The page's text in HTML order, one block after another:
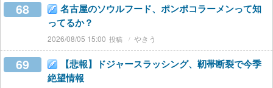
68
名古屋のソウルフード、ポンポコラーメンって知
ってるか？
2026/08/05 15:00 やきう
69
【悲報】ドジャースラッシング、靭帯断裂で今季
絶望情報